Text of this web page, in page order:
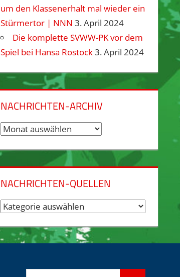
um den Klassenerhalt mal wieder ein
Stürmertor | NNN 3. April 2024
Die komplette SVWW-PK vor dem
Spiel bei Hansa Rostock3. April 2024
NACHRICHTEN-ARCHIV
Nachrichten-
NACHRICHTEN-QUELLEN
Nachrichten-